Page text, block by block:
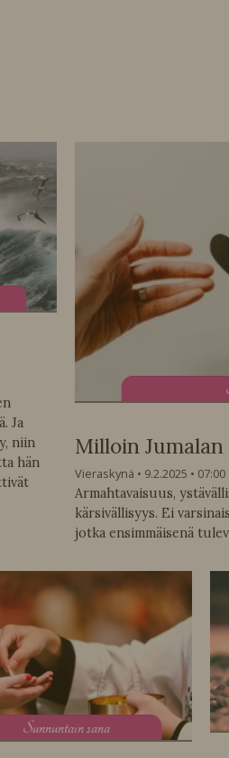
Ja
niin
hän
Milloin
Vieraskynä 9.2.2025
07:00
Armahtavaisuus,
kärsivällisyys. Ei
jotka ensimmäisenä
Sunnuntain sana